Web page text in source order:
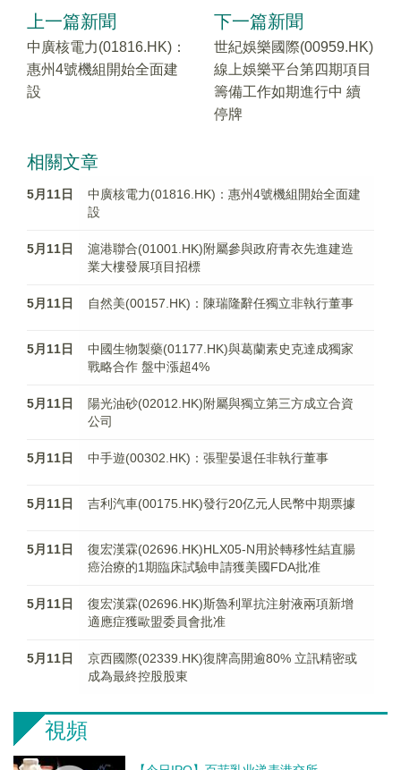
上一篇新聞
中廣核電力(01816.HK)：
惠州4號機組開始全面建
設
下一篇新聞
世紀娛樂國際(00959.HK)
線上娛樂平台第四期項目
籌備工作如期進行中 續
停牌
相關文章
5月11日
中廣核電力(01816.HK)：惠州4號機組開始全面建
設
5月11日
滬港聯合(01001.HK)附屬參與政府青衣先進建造
業大樓發展項目招標
5月11日 自然美(00157.HK)：陳瑞隆辭任獨立非執行董事
5月11日
中國生物製藥(01177.HK)與葛蘭素史克達成獨家
戰略合作 盤中漲超4%
5月11日
陽光油砂(02012.HK)附屬與獨立第三方成立合資
公司
5月11日 中手遊(00302.HK)：張聖晏退任非執行董事
5月11日 吉利汽車(00175.HK)發行20亿元人民幣中期票據
5月11日
復宏漢霖(02696.HK)HLX05-N用於轉移性結直腸
癌治療的1期臨床試驗申請獲美國FDA批准
5月11日
復宏漢霖(02696.HK)斯魯利單抗注射液兩項新增
適應症獲歐盟委員會批准
5月11日
京西國際(02339.HK)復牌高開逾80% 立訊精密或
成為最終控股股東
視頻